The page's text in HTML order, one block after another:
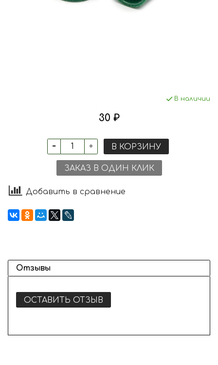
В наличии
30 ₽
В КОРЗИНУ
ЗАКАЗ В ОДИН КЛИК
Добавить в сравнение
Отзывы
ОСТАВИТЬ ОТЗЫВ